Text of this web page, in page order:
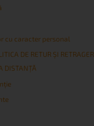
cu caracter personal
DE RETUR ȘI
DISTANȚĂ